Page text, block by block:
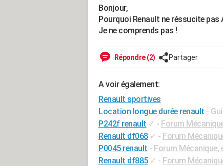
Bonjour,
Pourquoi Renault ne réssucite pas
Je ne comprends pas !
Répondre (2) Partager
A voir également:
Renault sportives
Location longue durée renault -
P242f renault ✓ - Forum
Renault df068 ✓ - Forum
P0045 renault - Forum Mécanique,
Renault df885 ✓ - Forum